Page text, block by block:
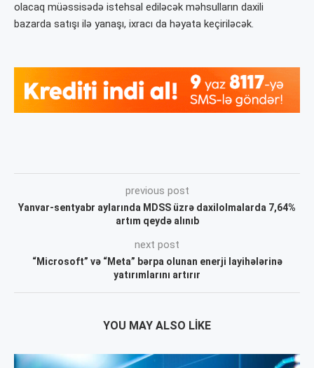
olacaq müəssisədə istehsal ediləcək məhsulların daxili
bazarda satışı ilə yanaşı, ixracı da həyata keçiriləcək.
previous post
Yanvar-sentyabr aylarında MDSS üzrə daxilolmalarda 7,64%
artım qeydə alınıb
next post
“Microsoft” və “Meta” bərpa olunan enerji layihələrinə
yatırımlarını artırır
YOU MAY ALSO LIKE